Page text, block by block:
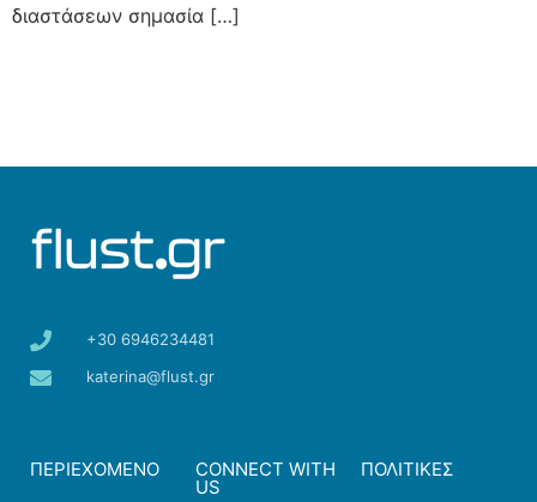
διαστάσεων σημασία […]
+30 6946234481
katerina@flust.gr
ΠΕΡΙΕΧΟΜΕΝΟ CONNECT WITH
US
ΠΟΛΙΤΙΚΕΣ